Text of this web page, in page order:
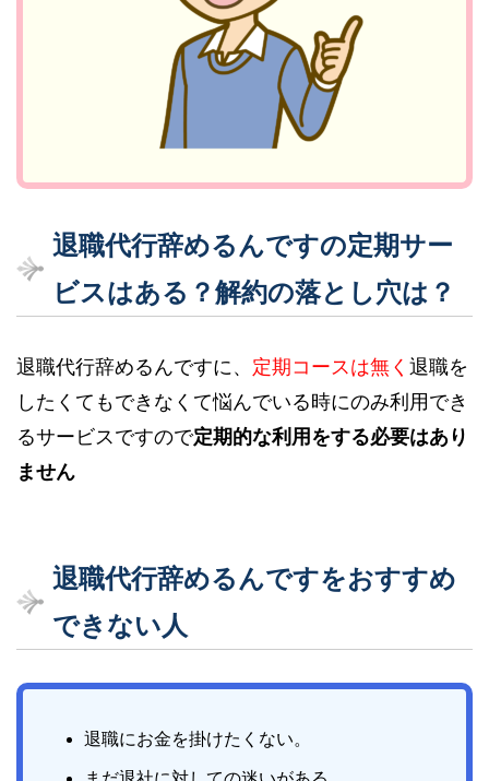
退職代行辞めるんですの定期サー
ビスはある？解約の落とし穴は？
退職代行辞めるんですに、 定期コースは無く 退職を
したくてもできなくて悩んでいる時にのみ利用でき
るサービスですので定期的な利用をする必要はあり
ません
退職代行辞めるんですをおすすめ
できない人
退職にお金を掛けたくない。